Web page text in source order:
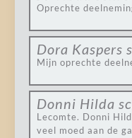
Oprechte
Dora Kaspers
Mijn oprechte
Donni Hilda
Lecomte. Donni
veel moed aan de